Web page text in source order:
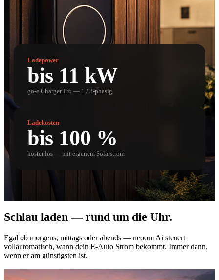
Kostenlos beraten lassen Mehr erfahren
Ladepower
bis 11 kW
go-e Charger Pro — 1 / 3-phasig
Ladekosten
bis 100 %
kostenlos — mit eigenem Solarstrom
Schlau laden — rund um die Uhr.
Egal ob morgens, mittags oder abends — neoom Ai steuert
vollautomatisch, wann dein E-Auto Strom bekommt. Immer dann,
wenn er am günstigsten ist.
Morgens: Solarstrom direkt ins Auto